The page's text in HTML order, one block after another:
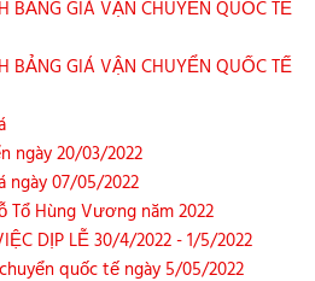
BẢNG GIÁ VẬN CHUYỂN QUỐC TẾ
BẢNG GIÁ VẬN CHUYỂN QUỐC TẾ
ngày 20/03/2022
ngày 07/05/2022
Tổ Hùng Vương năm 2022
DỊP LỄ 30/4/2022 - 1/5/2022
quốc tế ngày 5/05/2022